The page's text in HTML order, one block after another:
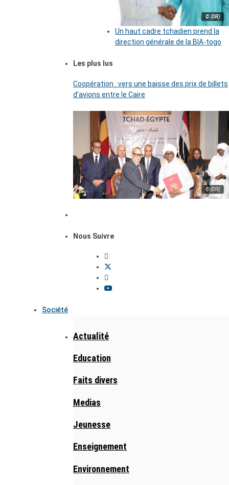
© (DR)
Un haut cadre tchadien prend la
direction générale de la BIA-togo
Les plus lus
Coopération : vers une baisse des prix de billets
d’avions entre le Caire
© (DR)
Nous Suivre
Société
Actualité
Education
Faits divers
Medias
Jeunesse
Enseignement
Environnement